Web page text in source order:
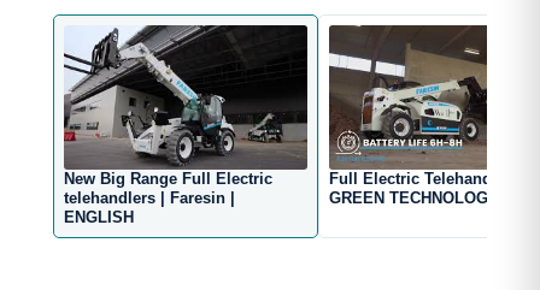
New Big Range Full Electric
telehandlers | Faresin |
ENGLISH
Full Electric Telehandler
GREEN TECHNOLOGY |